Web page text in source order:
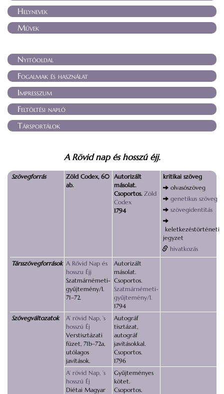
Helynevek
Művek
Nyitóoldal
Fogalmak és használat
Impresszum
Feltöltési napló
Társportálok
A Rövid nap és hosszú éjj.
Szövegforrás
Zöld Codex, 60
ab.
Autorizált
másolat.
Csoportos. Zöld
Codex
1794
kritikai szöveg
olvasószöveg
genetikus szöveg
szövegidentitás
keletkezéstörténeti
jegyzet
hivatkozás
Társszövegforrások A Rővid Nap és
hosszu Éjj
Szatmárnémeti-
gyűjtemény/I.
71–72.
Autorizált
másolat.
Csoportos.
Szatmárnémeti-
gyűjtemény/I.
1794
Szövegváltozatok
A’ rövid Nap, ’s
hosszú Éj
Verstisztázati
füzet, 71b–72a,
utólagos
javítások.
Autográf
tisztázat,
autográf
javításokkal.
Csoportos.
1796
A’ rövid Nap, ’s
hosszú Éj
Diétai Magyar
Gyűjteményes
kötet.
Csoportos.